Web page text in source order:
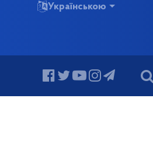
Українською